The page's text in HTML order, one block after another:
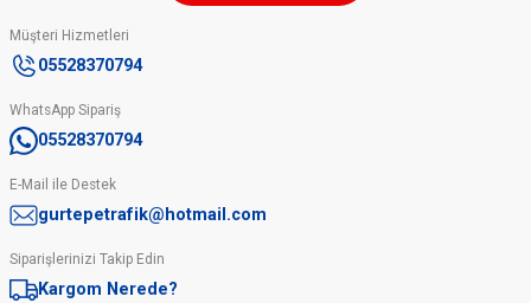
Müşteri Hizmetleri
05528370794
WhatsApp Sipariş
05528370794
E-Mail ile Destek
gurtepetrafik@hotmail.com
Siparişlerinizi Takip Edin
Kargom Nerede?